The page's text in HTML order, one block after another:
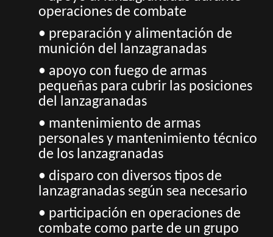
operaciones de combate
• preparación y alimentación de
munición del lanzagranadas
• apoyo con fuego de armas
pequeñas para cubrir las posiciones
del lanzagranadas
• mantenimiento de armas
personales y mantenimiento técnico
de los lanzagranadas
• disparo con diversos tipos de
lanzagranadas según sea necesario
• participación en operaciones de
combate como parte de un grupo